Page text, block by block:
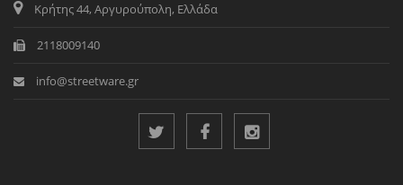
Κρήτης 44, Αργυρούπολη, Ελλάδα
2118009140
info@streetware.gr